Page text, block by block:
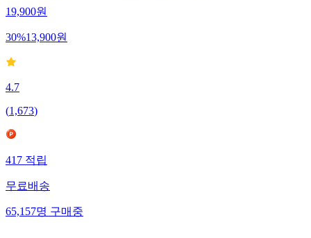
19,900원
30%13,900원
4.7
(1,673)
417 적립
무료배송
65,157명 구매중